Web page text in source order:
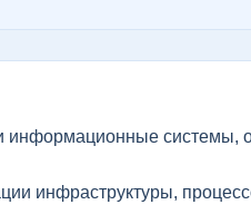
системы,
инфраструктуры,